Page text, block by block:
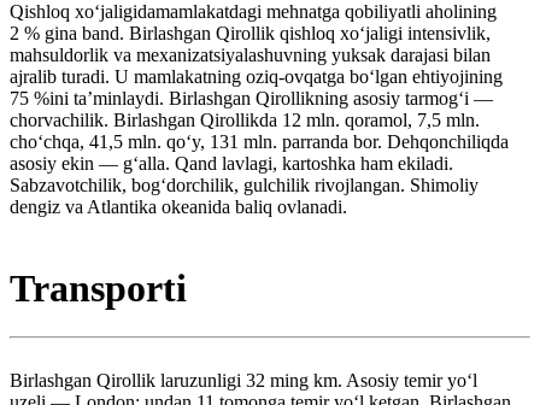
Qishloq xoʻjaligidamamlakatdagi mehnatga qobiliyatli aholining
2 % gina band. Birlashgan Qirollik qishloq xoʻjaligi intensivlik,
mahsuldorlik va mexanizatsiyalashuvning yuksak darajasi bilan
ajralib turadi. U mamlakatning oziq-ovqatga boʻlgan ehtiyojining
75 %ini taʼminlaydi. Birlashgan Qirollikning asosiy tarmogʻi —
chorvachilik. Birlashgan Qirollikda 12 mln. qoramol, 7,5 mln.
choʻchqa, 41,5 mln. qoʻy, 131 mln. parranda bor. Dehqonchiliqda
asosiy ekin — gʻalla. Qand lavlagi, kartoshka ham ekiladi.
Sabzavotchilik, bogʻdorchilik, gulchilik rivojlangan. Shimoliy
dengiz va Atlantika okeanida baliq ovlanadi.
Transporti
Birlashgan Qirollik laruzunligi 32 ming km. Asosiy temir yoʻl